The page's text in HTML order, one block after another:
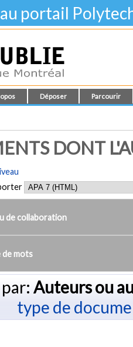
portail
Déposer Parcourir
DONT
de collaboration
de mots
Auteurs ou
type de